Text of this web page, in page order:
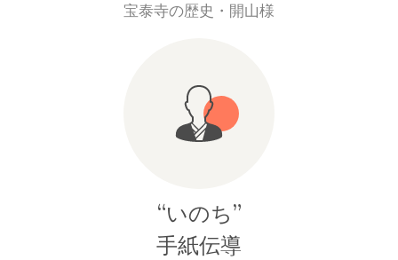
宝泰寺の歴史・開山様
“いのち”
手紙伝導